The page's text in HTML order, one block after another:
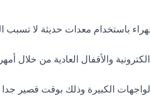
باستخدام معدات حديثة لا تسبب
والأقفال العادية من خلال
الكبيرة وذلك بوقت قصير جدا